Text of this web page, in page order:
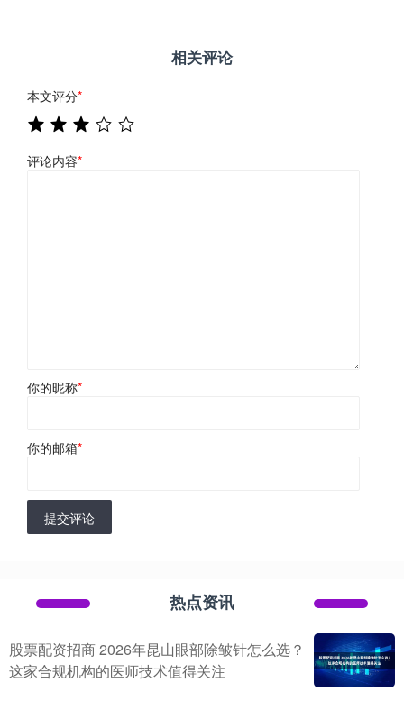
相关评论
本文评分*
评论内容*
你的昵称*
你的邮箱*
提交评论
热点资讯
股票配资招商 2026年昆山眼部除皱针怎么选？
这家合规机构的医师技术值得关注